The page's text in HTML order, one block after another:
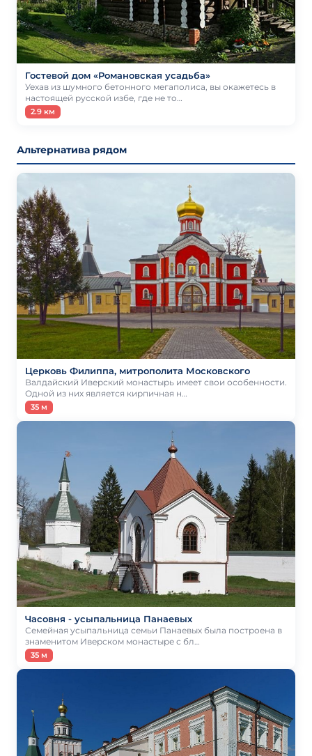
Гостевой дом «Романовская усадьба»
Уехав из шумного бетонного мегаполиса, вы окажетесь в
настоящей русской избе, где не то…
2.9 км
Альтернатива рядом
Церковь Филиппа, митрополита Московского
Валдайский Иверский монастырь имеет свои особенности.
Одной из них является кирпичная н…
35 м
Часовня - усыпальница Панаевых
Семейная усыпальница семьи Панаевых была построена в
знаменитом Иверском монастыре с бл…
35 м